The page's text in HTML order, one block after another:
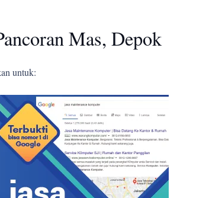
Mas, Depok
untuk: